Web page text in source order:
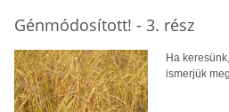
Génmódosított! - 3. rész
Ha
ismerjük